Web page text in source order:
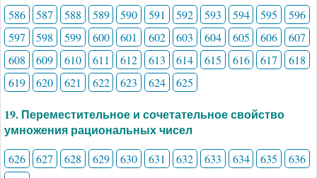
586 587 588 589 590 591 592 593 594 595
596
597
598 599 600 601 602 603 604 605 606
607
608
609 610 611 612 613 614 615 616 617
618
619
620 621 622 623 624 625
19. Переместительное и сочетательное свойство
умножения рациональных чисел
626 627 628 629 630 631 632 633 634 635
636